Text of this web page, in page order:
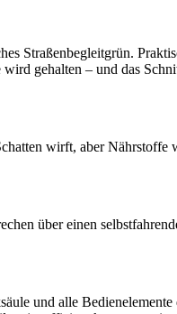
Straßenbegleitgrün.
gehalten – und das
wirft, aber
über einen
und alle